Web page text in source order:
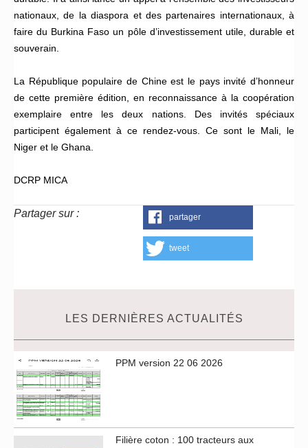
nationaux, de la diaspora et des partenaires internationaux, à
faire du Burkina Faso un pôle d’investissement utile, durable et
souverain.
La République populaire de Chine est le pays invité d’honneur
de cette première édition, en reconnaissance à la coopération
exemplaire entre les deux nations. Des invités spéciaux
participent également à ce rendez-vous. Ce sont le Mali, le
Niger et le Ghana.
DCRP MICA
Partager sur : partager
tweet
LES DERNIÈRES ACTUALITÉS
PPM version 22 06 2026
Filière coton : 100 tracteurs aux